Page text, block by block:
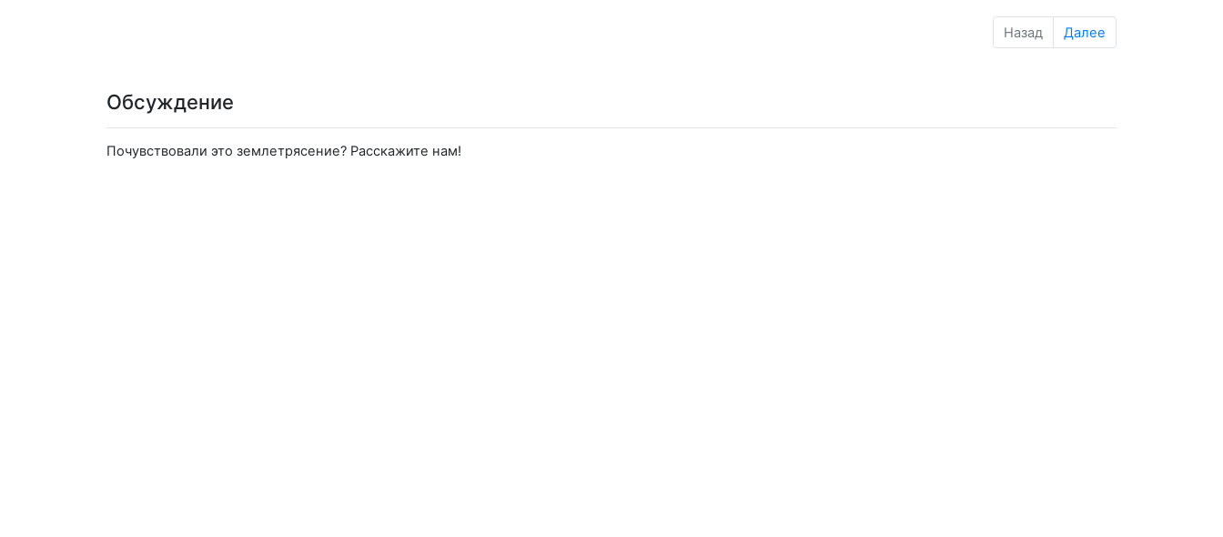
Назад Далее
Обсуждение
Почувствовали это землетрясение? Расскажите нам!